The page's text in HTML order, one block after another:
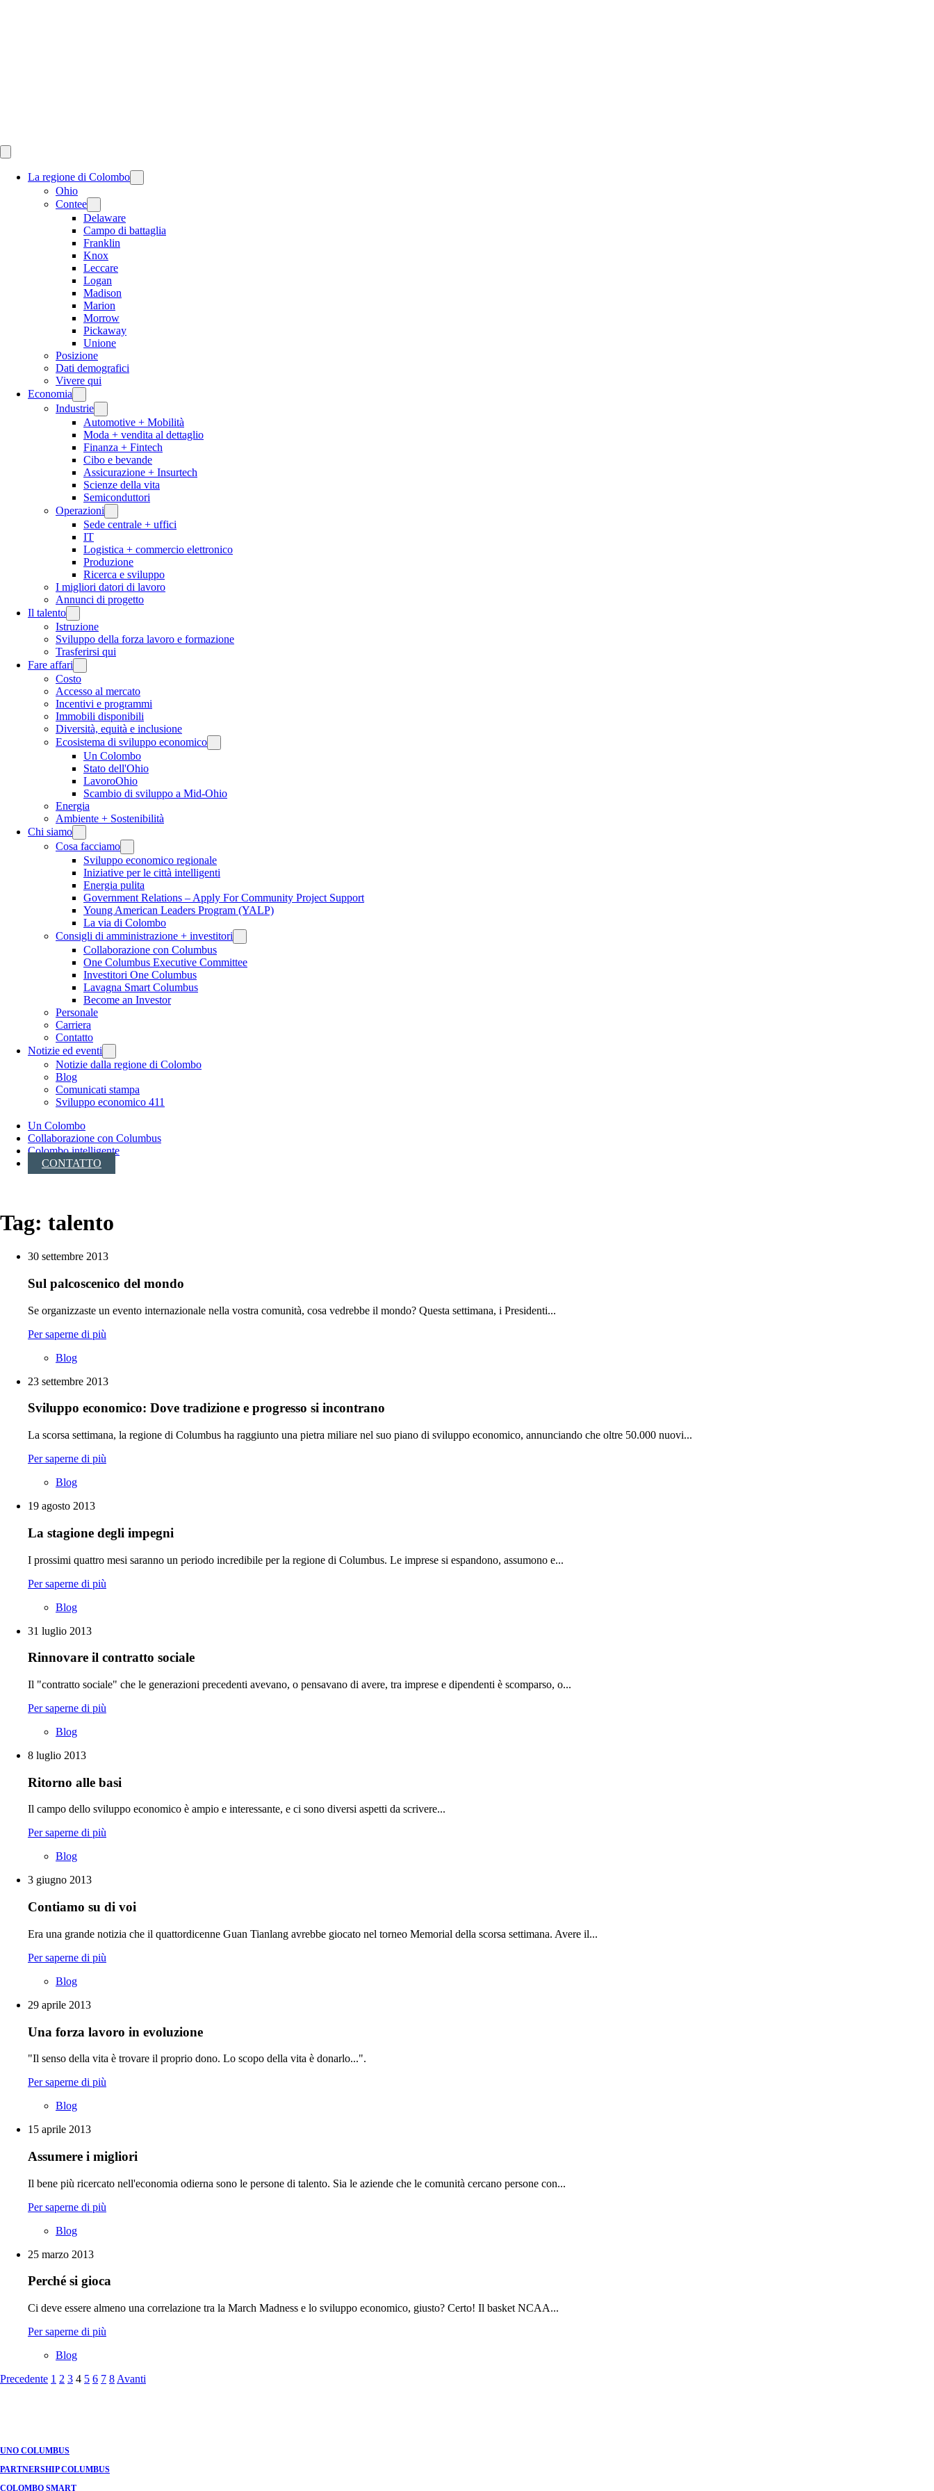
La regione di Colombo
Ohio
Contee
Delaware
Campo di battaglia
Franklin
Knox
Leccare
Logan
Madison
Marion
Morrow
Pickaway
Unione
Posizione
Dati demografici
Vivere qui
Economia
Industrie
Automotive + Mobilità
Moda + vendita al dettaglio
Finanza + Fintech
Cibo e bevande
Assicurazione + Insurtech
Scienze della vita
Semiconduttori
Operazioni
Sede centrale + uffici
IT
Logistica + commercio elettronico
Produzione
Ricerca e sviluppo
I migliori datori di lavoro
Annunci di progetto
Il talento
Istruzione
Sviluppo della forza lavoro e formazione
Trasferirsi qui
Fare affari
Costo
Accesso al mercato
Incentivi e programmi
Immobili disponibili
Diversità, equità e inclusione
Ecosistema di sviluppo economico
Un Colombo
Stato dell'Ohio
LavoroOhio
Scambio di sviluppo a Mid-Ohio
Energia
Ambiente + Sostenibilità
Chi siamo
Cosa facciamo
Sviluppo economico regionale
Iniziative per le città intelligenti
Energia pulita
Government Relations – Apply For Community Project Support
Young American Leaders Program (YALP)
La via di Colombo
Consigli di amministrazione + investitori
Collaborazione con Columbus
One Columbus Executive Committee
Investitori One Columbus
Lavagna Smart Columbus
Become an Investor
Personale
Carriera
Contatto
Notizie ed eventi
Notizie dalla regione di Colombo
Blog
Comunicati stampa
Sviluppo economico 411
Un Colombo
Collaborazione con Columbus
Colombo intelligente
CONTATTO
Tag: talento
30 settembre 2013
Sul palcoscenico del mondo
Se organizzaste un evento internazionale nella vostra comunità, cosa vedrebbe il mondo? Questa settimana, i Presidenti...
Per saperne di più
Blog
23 settembre 2013
Sviluppo economico: Dove tradizione e progresso si incontrano
La scorsa settimana, la regione di Columbus ha raggiunto una pietra miliare nel suo piano di sviluppo economico, annunciando che oltre 50.000 nuovi...
Per saperne di più
Blog
19 agosto 2013
La stagione degli impegni
I prossimi quattro mesi saranno un periodo incredibile per la regione di Columbus. Le imprese si espandono, assumono e...
Per saperne di più
Blog
31 luglio 2013
Rinnovare il contratto sociale
Il "contratto sociale" che le generazioni precedenti avevano, o pensavano di avere, tra imprese e dipendenti è scomparso, o...
Per saperne di più
Blog
8 luglio 2013
Ritorno alle basi
Il campo dello sviluppo economico è ampio e interessante, e ci sono diversi aspetti da scrivere...
Per saperne di più
Blog
3 giugno 2013
Contiamo su di voi
Era una grande notizia che il quattordicenne Guan Tianlang avrebbe giocato nel torneo Memorial della scorsa settimana. Avere il...
Per saperne di più
Blog
29 aprile 2013
Una forza lavoro in evoluzione
"Il senso della vita è trovare il proprio dono. Lo scopo della vita è donarlo...".
Per saperne di più
Blog
15 aprile 2013
Assumere i migliori
Il bene più ricercato nell'economia odierna sono le persone di talento. Sia le aziende che le comunità cercano persone con...
Per saperne di più
Blog
25 marzo 2013
Perché si gioca
Ci deve essere almeno una correlazione tra la March Madness e lo sviluppo economico, giusto? Certo! Il basket NCAA...
Per saperne di più
Blog
Navigazione
Precedente 1 2 3 4 5 6 7 8 Avanti
UNO COLUMBUS
PARTNERSHIP COLUMBUS
COLOMBO SMART